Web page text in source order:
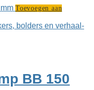
Toevoegen aan
bolders en verhaal­
BB 150